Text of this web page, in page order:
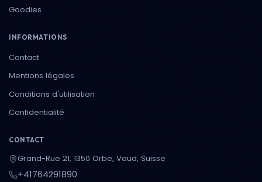
Goodies
INFORMATIONS
Contact
Mentions légales
Conditions d'utilisation
Confidentialité
CONTACT
Grand-Rue 21, 1350 Orbe, Vaud, Suisse
+41764291890